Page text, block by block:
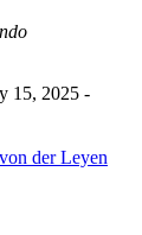
15, 2025 -
der Leyen